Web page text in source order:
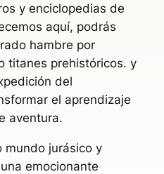
y enciclopedias de
aquí, podrás
hambre por
titanes prehistóricos. y
del
el aprendizaje
aventura.
mundo jurásico y
emocionante